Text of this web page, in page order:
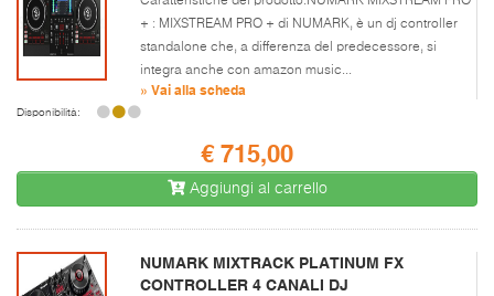
+ : MIXSTREAM PRO + di NUMARK, è un dj controller
standalone che, a differenza del predecessore, si
integra anche con amazon music...
» Vai alla scheda
Disponibilità:
€ 715,00
Aggiungi al carrello
NUMARK MIXTRACK PLATINUM FX
CONTROLLER 4 CANALI DJ